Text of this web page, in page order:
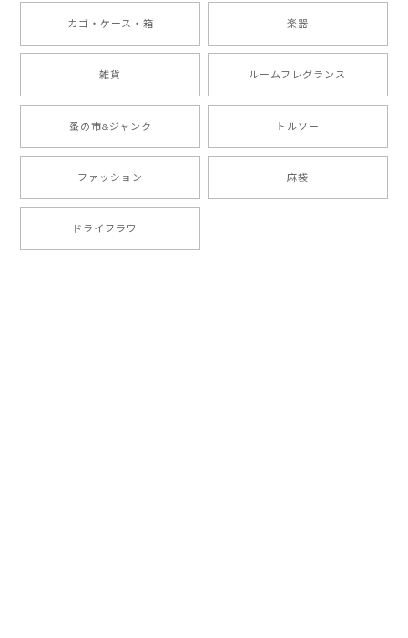
カゴ・ケース・箱 楽器
雑貨 ルームフレグランス
蚤の市&ジャンク トルソー
ファッション 麻袋
ドライフラワー